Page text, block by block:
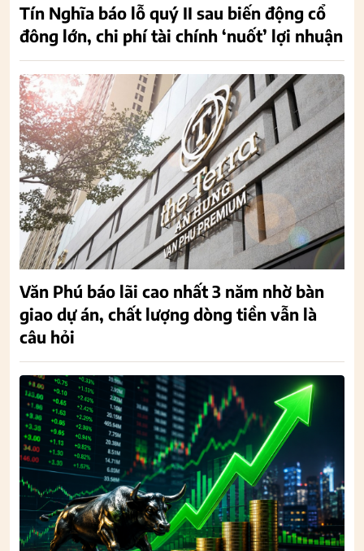
Tín Nghĩa báo lỗ quý II sau biến động cổ
đông lớn, chi phí tài chính ‘nuốt’ lợi nhuận
Văn Phú báo lãi cao nhất 3 năm nhờ bàn
giao dự án, chất lượng dòng tiền vẫn là
câu hỏi